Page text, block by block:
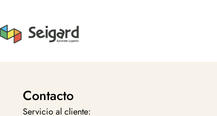
Contacto
Servicio al cliente: